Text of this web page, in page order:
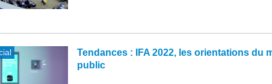
Tendances : IFA 2022, les orientations du
public